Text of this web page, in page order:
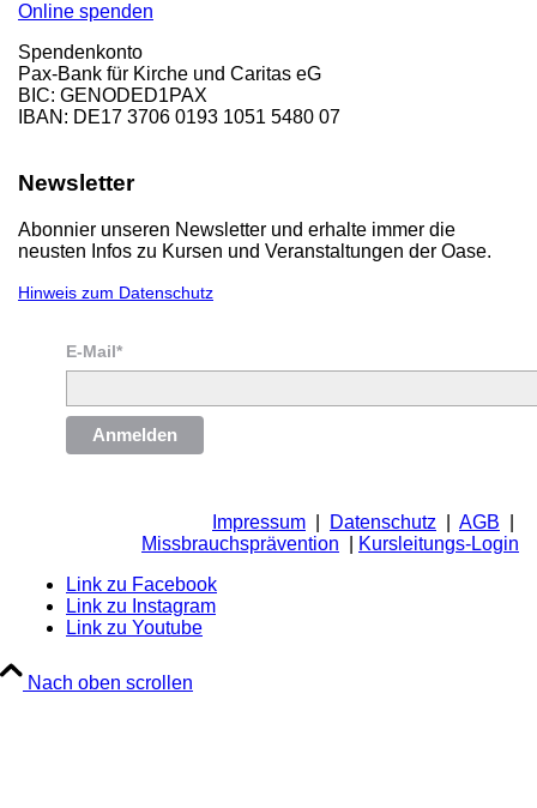
Online spenden
Spendenkonto
Pax-Bank für Kirche und Caritas eG
BIC: GENODED1PAX
IBAN: DE17 3706 0193 1051 5480 07
Newsletter
Abonnier unseren Newsletter und erhalte immer die
neusten Infos zu Kursen und Veranstaltungen der Oase.
Hinweis zum Datenschutz
E-Mail*
Anmelden
Impressum Datenschutz AGB
Missbrauchsprävention
Kursleitungs-Login
Link zu Facebook
Link zu Instagram
Link zu Youtube
Nach oben scrollen